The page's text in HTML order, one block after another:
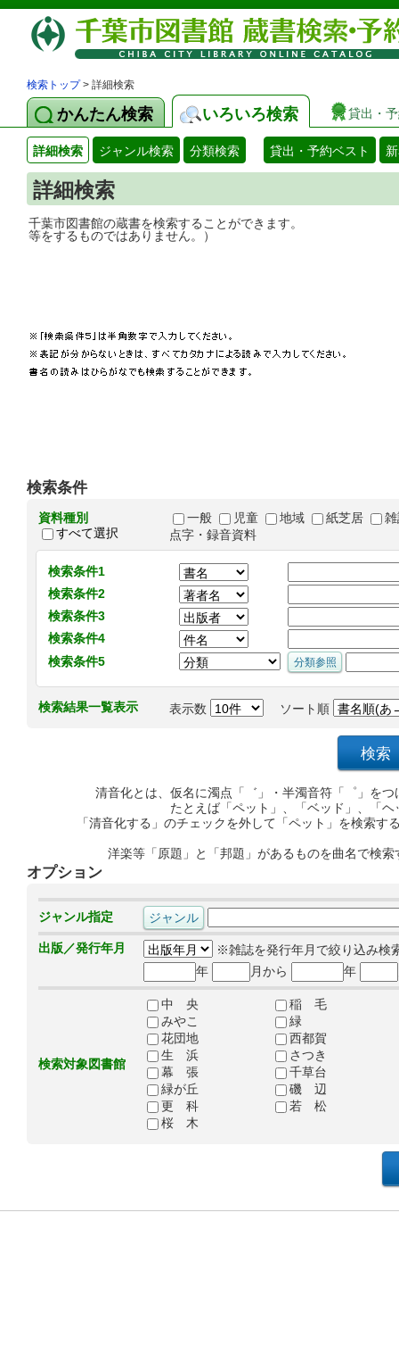
検索トップ> 詳細検索
かんたん検索 いろいろ検索 貸出・
詳細検索 ジャンル検索 分類検索 貸出・予約ベスト
詳細検索
千葉市図書館の蔵書を検索することがで
等をするものではありません。）
検索条件
資料種別
すべて選択
一般 児童 地域 紙芝居
点字・録音資料
検索条件1
検索条件2
検索条件3
検索条件4
検索条件5
検索結果一覧表示 表示数 ソート順
清音化とは、仮名に濁点「゛」・半濁音符「゜」を
たとえば「ペット」、「ベッド」、「
「清音化する」のチェックを外して「ペット」を検索
洋楽等「原題」と「邦題」があるものを曲名で検
オプション
ジャンル指定
出版／発行年月
※雑誌を発行年月で絞り込み検
年
月から 年
検索対象図書館
中 央
稲 毛
みやこ
緑
花団地
西都賀
生 浜
さつき
幕 張
千草台
緑が丘
磯 辺
更 科
若 松
桜 木